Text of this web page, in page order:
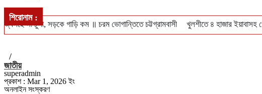
শিরোনাম :
জ্বলছে না চুলা, সড়কে গাড়ি কম ॥ চরম ভোগান্তিতে চট্টগ্রামবাসী খুলশীতে ৪ হাজার
/
জাতীয়
superadmin
প্রকাশ : Mar 1, 2026 ইং
অনলাইন সংস্করণ